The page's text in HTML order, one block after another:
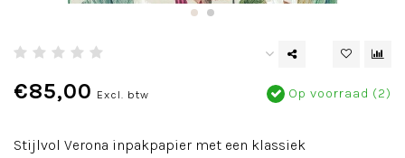
€85,00 Excl. btw Op voorraad (2)
Stijlvol Verona inpakpapier met een klassiek